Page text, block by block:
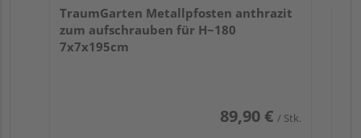
TraumGarten Metallpfosten anthrazit
zum aufschrauben für H~180
7x7x195cm
89,90 € / Stk.